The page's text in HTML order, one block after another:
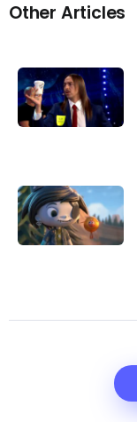
Other Articles